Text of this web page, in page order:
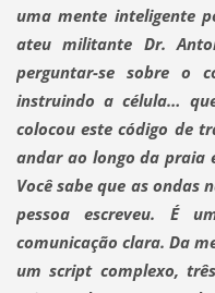
uma mente inteligente
ateu militante Dr.
perguntar-se sobre o
instruindo a célula…
colocou este código de
andar ao longo da praia
Você sabe que as ondas
pessoa escreveu. É
comunicação clara. Da
um script complexo,